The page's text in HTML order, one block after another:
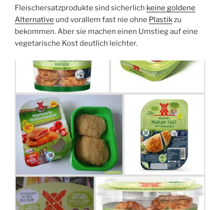
Fleischersatzprodukte sind sicherlich keine goldene
Alternative und vorallem fast nie ohne Plastikzu
bekommen. Aber sie machen einen Umstieg auf eine
vegetarische Kost deutlich leichter.